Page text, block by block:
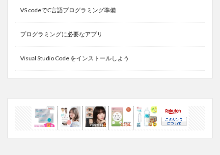
VS codeでC言語プログラミング準備
プログラミングに必要なアプリ
Visual Studio Code をインストールしよう